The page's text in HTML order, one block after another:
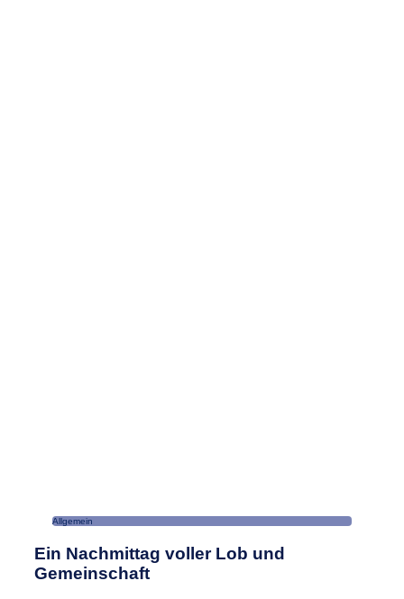
Allgemein
Ein Nachmittag voller Lob und
Gemeinschaft